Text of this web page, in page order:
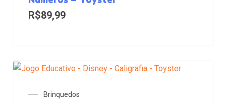
R$89,99
Brinquedos